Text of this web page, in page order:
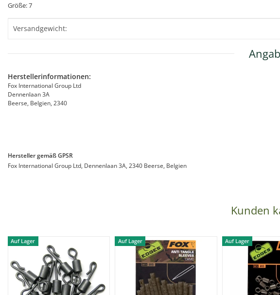
Größe: 7
Produkteigenschaft
Wert
Versandgewicht:
Herstellerinformationen:
Fox International Group Ltd
Dennenlaan 3A
Beerse, Belgien, 2340
Hersteller gemäß GPSR
Fox International Group Ltd, Dennenlaan 3A, 2340 Beerse, Belgien
Kunden
Auf Lager Auf Lager Auf Lager